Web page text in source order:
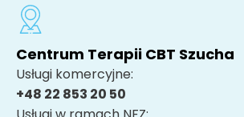
Centrum Terapii CBT Szucha
Usługi komercyjne:
+48 22 853 20 50